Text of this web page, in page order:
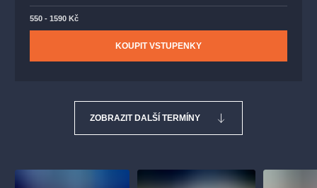
550 - 1590 Kč
KOUPIT VSTUPENKY
ZOBRAZIT DALŠÍ TERMÍNY